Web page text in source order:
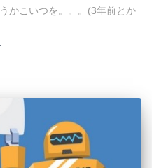
かこいつを。。。(3年前とか